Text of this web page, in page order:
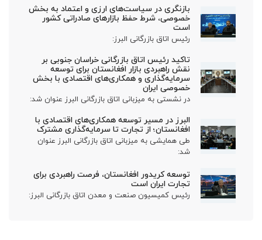
بازنگری در سیاست‌های ارزی و اعتماد به بخش
خصوصی، شرط حفظ بازارهای صادراتی کشور
است
رئیس اتاق بازرگانی البرز:
تاکید رئیس اتاق بازرگانی خراسان جنوبی بر
نقش راهبردی بازار افغانستان برای توسعه
سرمایه‌گذاری و همکاری‌های اقتصادی با بخش
خصوصی ایران
در نشستی به میزبانی اتاق بازرگانی البرز عنوان شد:
البرز در مسیر توسعه همکاری‌های اقتصادی با
افغانستان؛ از تجارت تا سرمایه‌گذاری مشترک
طی همایشی به میزبانی اتاق بازرگانی البرز عنوان
شد:
توسعه کریدور افغانستان، فرصت راهبردی برای
تجارت ایران است
رئیس کمیسیون صنعت و معدن اتاق بازرگانی البرز: